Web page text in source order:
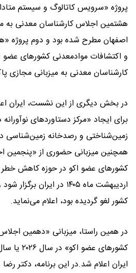
پروژه «سرویس کاتالوگ و سیستم
هشتمین اجلاس کارشناسان معدنی به
اصفهان مطرح شده بود و دوم پروژه
و اکتشافات موادمعدنی کشورهای عضو
کارشناسان معدنی به میزبانی مجازی
در بخش دیگری از این نشست، ایران
برای ایجاد «مرکز دستاوردهای
زمین‌شناختی و رصدخانه زمین‌شناسی
همچنین میزبانی حضوری از «پنجمین
کشورهای عضو اکو در حوزه کاهش خطر
اردیبهشت ماه ۱۴۰۵ در
کشور لغو گردیده بود، اعلام می‌نماید.
در همین راستا، میزبانی «دهمین
کشورهای
ایران اعلام شد.در این برنامه، دکتر